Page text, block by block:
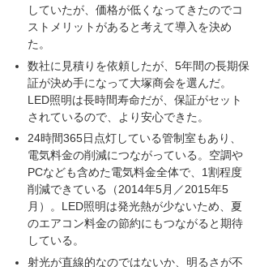
していたが、価格が低くなってきたのでコ
ストメリットがあると考えて導入を決め
た。
数社に見積りを依頼したが、5年間の長期保
証が決め手になって大塚商会を選んだ。
LED照明は長時間寿命だが、保証がセット
されているので、より安心できた。
24時間365日点灯している管制室もあり、
電気料金の削減につながっている。空調や
PCなども含めた電気料金全体で、1割程度
削減できている（2014年5月／2015年5
月）。LED照明は発光熱が少ないため、夏
のエアコン料金の節約にもつながると期待
している。
射光が直線的なのではないか、明るさが不